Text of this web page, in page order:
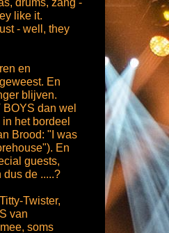
drums, zang -
like it.
- well, they
en
En
blijven.
dan wel
het bordeel
Brood: "I was
En
guests,
dus de .....?
Twister,
van
soms